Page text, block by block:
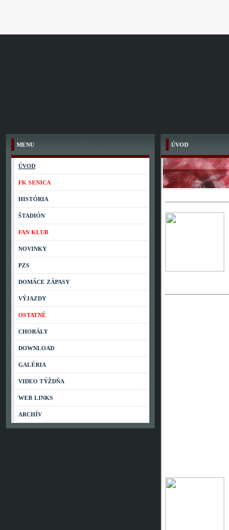
MENU
ÚVOD
FK SENICA
HISTÓRIA
ŠTADIÓN
FAN KLUB
NOVINKY
PZS
DOMÁCE ZÁPASY
VÝJAZDY
OSTATNÉ
CHORÁLY
DOWNLOAD
GALÉRIA
VIDEO TÝŽDŇA
WEB LINKS
ARCHÍV
ÚVOD